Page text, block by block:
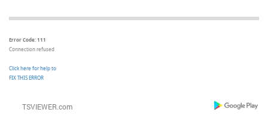
Error Code: 111
Connection refused
Click here for help to
FIX THIS ERROR